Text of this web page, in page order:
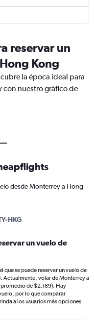
reservar un
Kong
la época ideal para
con nuestro gráfico de
desde Monterrey a Hong
HKG
un vuelo de
que se puede reservar un vuelo de
Actualmente, volar de Monterrey a
promedio de $2.189). Hay
por lo que comparar
a los usuarios más opciones